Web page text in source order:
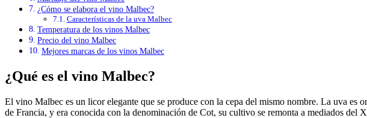
¿Cómo se elabora el vino Malbec?
Características de la uva Malbec
Temperatura de los vinos Malbec
Precio del vino Malbec
Mejores marcas de los vinos Malbec
¿Qué es el vino Malbec?
El vino Malbec es un licor elegante que se produce con la cepa del mismo nombre. La uva es
de Francia, y era conocida con la denominación de Cot, su cultivo se remonta a mediados del